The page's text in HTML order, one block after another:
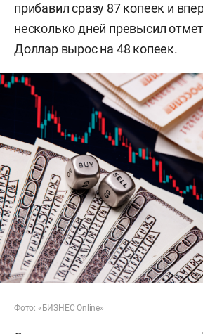
прибавил сразу 87 копеек и
несколько дней превысил
Доллар вырос на 48 копеек.
Фото: «БИЗНЕС Online»